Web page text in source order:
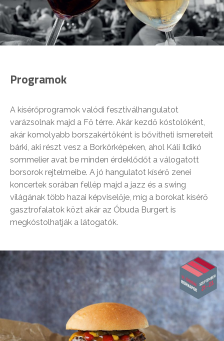
Programok
A kísérőprogramok valódi fesztiválhangulatot
varázsolnak majd a Fő térre. Akár kezdő kóstolóként,
akár komolyabb borszakértőként is bővítheti ismereteit
bárki, aki részt vesz a Borkörképeken, ahol Káli Ildikó
sommelier avat be minden érdeklődőt a válogatott
borsorok rejtelmeibe. A jó hangulatot kísérő zenei
koncertek sorában fellép majd a jazz és a swing
világának több hazai képviselője, míg a borokat kísérő
gasztrofalatok közt akár az Óbuda Burgert is
megkóstolhatják a látogatók.